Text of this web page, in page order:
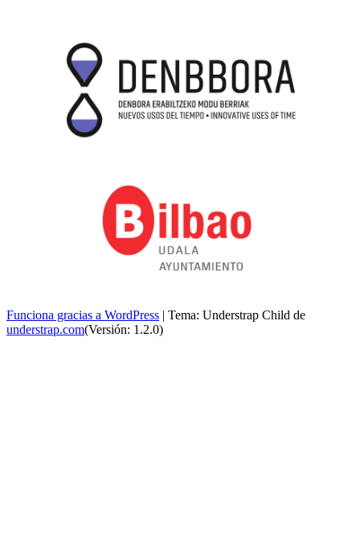
Funciona gracias a WordPress | Tema: Understrap Child de
understrap.com(Versión: 1.2.0)